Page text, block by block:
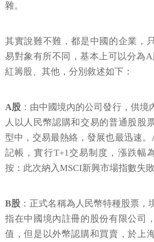
雜。
其實說難不難，都是中國的企業，
易對象有所不同，基本上可以分為A
紅籌股、其他，分別敘述如下：
A股 ：由中國境內的公司發行，供境
人以人民幣認購和交易的普通股股
型中，交易最熱絡，發展也最迅速
記帳，實行T+1交易制度，漲跌幅
按：此次納入MSCI新興市場指數失
B股 ：正式名稱為人民幣特種股票，
指在中國境內註冊的股份有限公司
值，但是以外幣認購和買賣，於上